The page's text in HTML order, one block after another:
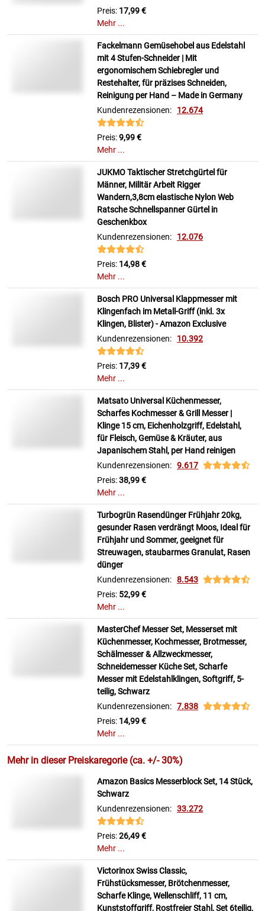
Preis: 17,99 €
Mehr ...
Fackelmann Gemüsehobel aus Edelstahl
mit 4 Stufen-Schneider | Mit
ergonomischem Schiebregler und
Restehalter, für präzises Schneiden,
Reinigung per Hand – Made in Germany
Kundenrezensionen: 12.674
Preis:9,99 €
Mehr ...
JUKMO Taktischer Stretchgürtel für
Männer, Militär Arbeit Rigger
Wandern,3,8cm elastische Nylon Web
Ratsche Schnellspanner Gürtel in
Geschenkbox
Kundenrezensionen: 12.076
Preis: 14,98 €
Mehr ...
Bosch PRO Universal Klappmesser mit
Klingenfach im Metall-Griff (inkl. 3x
Klingen, Blister) - Amazon Exclusive
Kundenrezensionen: 10.392
Preis: 17,39 €
Mehr ...
Matsato Universal Küchenmesser,
Scharfes Kochmesser & Grill Messer |
Klinge 15 cm, Eichenholzgriff, Edelstahl,
für Fleisch, Gemüse & Kräuter, aus
Japanischem Stahl, per Hand reinigen
Kundenrezensionen: 9.617
Preis:38,99 €
Mehr ...
Turbogrün Rasendünger Frühjahr 20kg,
gesunder Rasen verdrängt Moos, Ideal für
Frühjahr und Sommer, geeignet für
Streuwagen, staubarmes Granulat, Rasen
dünger
Kundenrezensionen: 8.543
Preis: 52,99 €
Mehr ...
MasterChef Messer Set, Messerset mit
Küchenmesser, Kochmesser, Brotmesser,
Schälmesser & Allzweckmesser,
Schneidemesser Küche Set, Scharfe
Messer mit Edelstahlklingen, Softgriff, 5-
teilig, Schwarz
Kundenrezensionen: 7.838
Preis: 14,99 €
Mehr ...
Mehr in dieser Preiskaregorie (ca. +/- 30%)
Amazon Basics Messerblock Set, 14 Stück,
Schwarz
Kundenrezensionen: 33.272
Preis:26,49 €
Mehr ...
Victorinox Swiss Classic,
Frühstücksmesser, Brötchenmesser,
Scharfe Klinge, Wellenschliff, 11 cm,
Kunststoffgriff, Rostfreier Stahl, Set 6teilig,